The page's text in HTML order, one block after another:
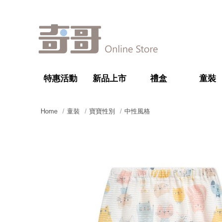
特惠活動 新品上市 禮盒 童裝
Home 童裝 寶寶性別 中性風格